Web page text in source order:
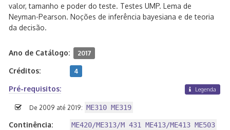
valor, tamanho e poder do teste. Testes UMP. Lema de
Neyman-Pearson. Noções de inferência bayesiana e de teoria
da decisão.
Ano de Catálogo: 2017
Créditos: 4
Pré-requisitos: Legenda
De 2009 até 2019: ME310 ME319
Continência: ME420/ME313/M 431 ME413/ME413 ME503